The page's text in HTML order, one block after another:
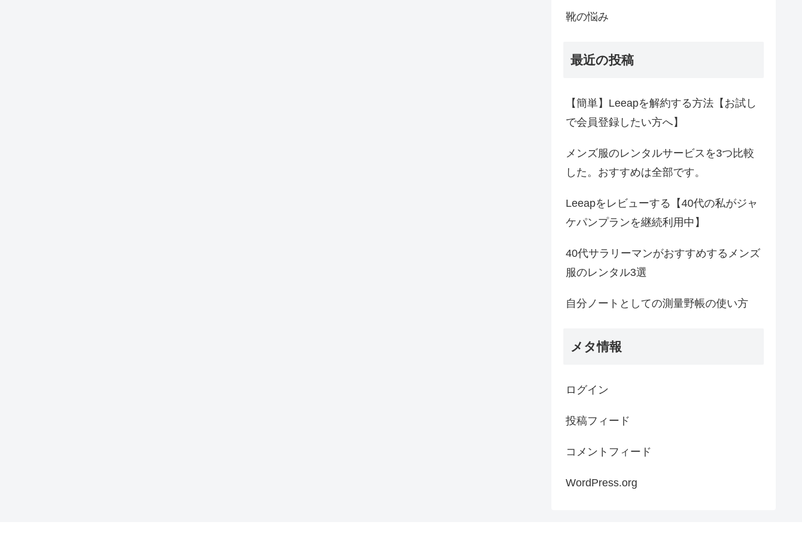
靴の悩み
最近の投稿
【簡単】Leeapを解約する方法【お試し
で会員登録したい方へ】
メンズ服のレンタルサービスを3つ比較
した。おすすめは全部です。
Leeapをレビューする【40代の私がジャ
ケパンプランを継続利用中】
40代サラリーマンがおすすめするメンズ
服のレンタル3選
自分ノートとしての測量野帳の使い方
メタ情報
ログイン
投稿フィード
コメントフィード
WordPress.org